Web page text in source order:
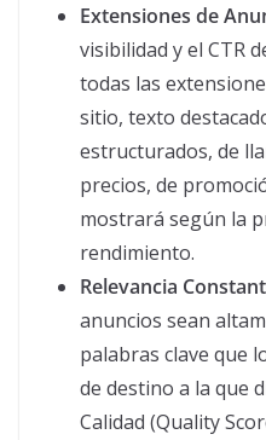
Extensiones de
visibilidad y el CTR
todas las
sitio, texto
estructurados, de
precios, de
mostrará según la
rendimiento.
Relevancia
anuncios sean
palabras clave que
de destino a la que
Calidad (Quality